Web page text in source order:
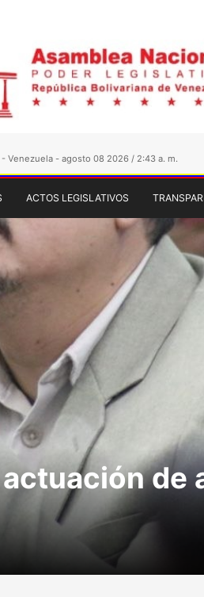
- Venezuela - agosto 08 2026 / 2:43 a. m.
ACTOS LEGISLATIVOS
de